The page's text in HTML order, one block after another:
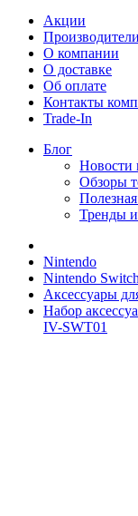
Акции
Производители
О компании
О доставке
Об оплате
Контакты
Trade-In
Блог
Новости
Обзоры
Тренды
Nintendo
Nintendo Switch
Аксессуары
Набор
IV-SWT01